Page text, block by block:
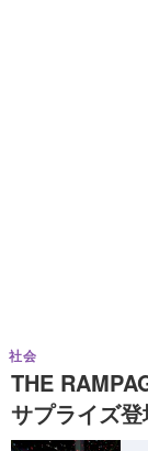
THE
サプライズ
社会